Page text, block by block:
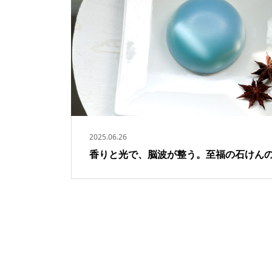
2025.06.26
香りと光で、脳波が整う。至福の石けん